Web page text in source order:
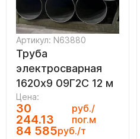
Артикул: N63880
Труба
электросварная
1620х9 09Г2С 12 м
Цена:
30
244.13
руб./
пог.м
84 585руб./т